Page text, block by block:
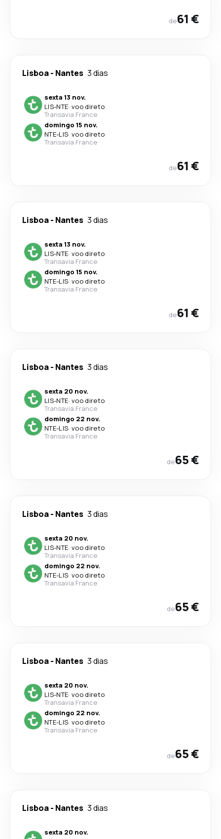
de61 €
Lisboa- Nantes 3 dias
sexta 13 nov.
LIS-NTE· voo direto
Transavia France
domingo 15 nov.
NTE-LIS· voo direto
Transavia France
de61 €
Lisboa- Nantes 3 dias
sexta 13 nov.
LIS-NTE· voo direto
Transavia France
domingo 15 nov.
NTE-LIS· voo direto
Transavia France
de61 €
Lisboa- Nantes 3 dias
sexta 20 nov.
LIS-NTE· voo direto
Transavia France
domingo 22 nov.
NTE-LIS· voo direto
Transavia France
de65 €
Lisboa- Nantes 3 dias
sexta 20 nov.
LIS-NTE· voo direto
Transavia France
domingo 22 nov.
NTE-LIS· voo direto
Transavia France
de65 €
Lisboa- Nantes 3 dias
sexta 20 nov.
LIS-NTE· voo direto
Transavia France
domingo 22 nov.
NTE-LIS· voo direto
Transavia France
de65 €
Lisboa- Nantes 3 dias
sexta 20 nov.